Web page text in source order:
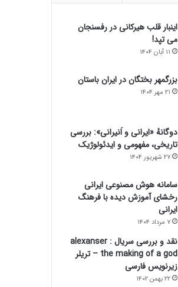
اینبار قلب هیرکانی در رفسنجان
می تپد!
۱۱ آبان ۱۴۰۴
بزرگمهر بختگان در ایران باستان
۲۱ مهر ۱۴۰۴
دوگانهٔ «ایرانی و اَنیرانی»: بررسی
تاریخی، مفهومی و ایدئولوژیک
۲۷ شهریور ۱۴۰۴
سامانه هوش مصنوعی ایرانی
رخشای آموزش دیده با فرهنگ
ایرانی
۷ مرداد ۱۴۰۴
نقد و بررسی سریال alexanser :
the making of a god – تریلر
زیرنویس فارسی
۲۲ بهمن ۱۴۰۲